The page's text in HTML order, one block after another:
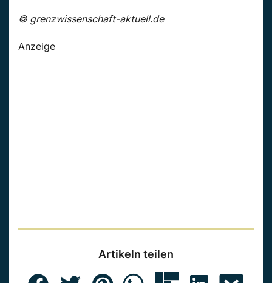
© grenzwissenschaft-aktuell.de
Anzeige
Artikeln teilen